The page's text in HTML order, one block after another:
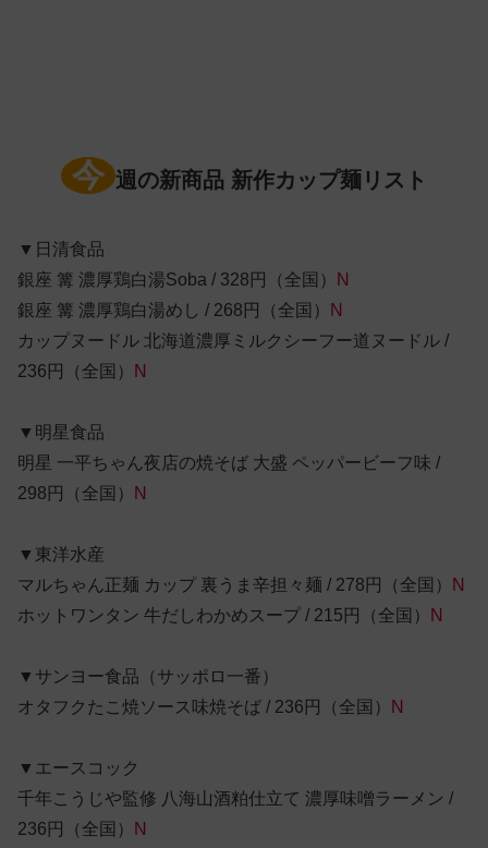
今 週の新商品 新作カップ麺リスト
▼日清食品
銀座 篝 濃厚鶏白湯Soba / 328円（全国）
N
銀座 篝 濃厚鶏白湯めし / 268円（全国）
N
カップヌードル 北海道濃厚ミルクシーフー道ヌードル /
236円（全国）
N
▼明星食品
明星 一平ちゃん夜店の焼そば 大盛 ペッパービーフ味 /
298円（全国）
N
▼東洋水産
マルちゃん正麺 カップ 裏うま辛担々麺 / 278円（全国）
N
ホットワンタン 牛だしわかめスープ / 215円（全国）
N
▼サンヨー食品（サッポロ一番）
オタフクたこ焼ソース味焼そば / 236円（全国）
N
▼エースコック
千年こうじや監修 八海山酒粕仕立て 濃厚味噌ラーメン /
236円（全国）
N